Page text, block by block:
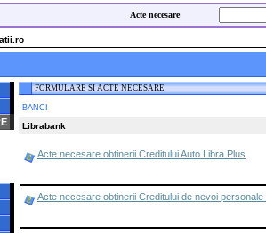
Acte necesare
FORMULARE SI ACTE NECESARE
BANCI
Librabank
Acte necesare obtinerii Creditului Auto Libra Plus
Acte necesare obtinerii Creditului de nevoi personale